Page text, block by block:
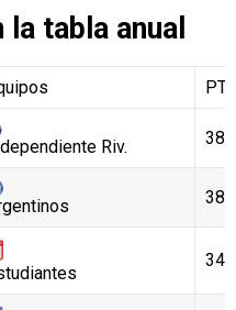
tabla anual
Riv. 38
38
34